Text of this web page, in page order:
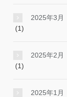
2025年3月
(1)
2025年2月
(1)
2025年1月